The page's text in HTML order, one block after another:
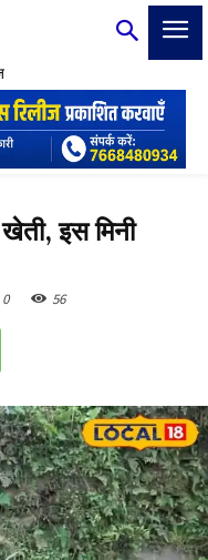
इस मिनी
0 56